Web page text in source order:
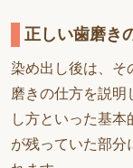
正しい歯磨き
染め出し後は、そ
磨きの仕方を説明
し方といった基
が残っていた部分